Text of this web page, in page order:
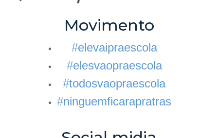
Movimento
#elevaipraescola
#elesvaopraescola
#todosvaopraescola
#ninguemficarapratras